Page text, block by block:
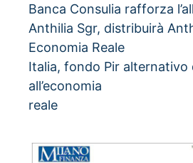
Banca Consulia rafforza
Anthilia Sgr, distribuirà
Economia Reale
Italia, fondo Pir alternativo
all’economia
reale